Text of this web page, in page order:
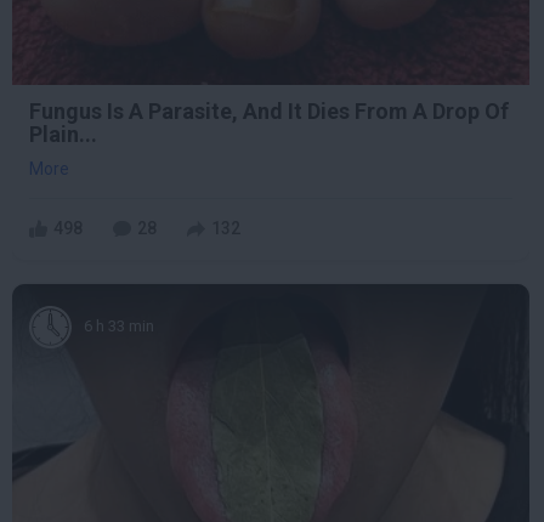
Fungus Is A Parasite, And It Dies From A Drop Of
Plain...
More
6 h 33 min